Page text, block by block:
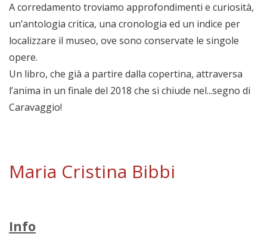
A corredamento troviamo approfondimenti e curiosità,
un’antologia critica, una cronologia ed un indice per
localizzare il museo, ove sono conservate le singole
opere.
Un libro, che già a partire dalla copertina, attraversa
l’anima in un finale del 2018 che si chiude nel...segno di
Caravaggio!
Maria Cristina Bibbi
Info